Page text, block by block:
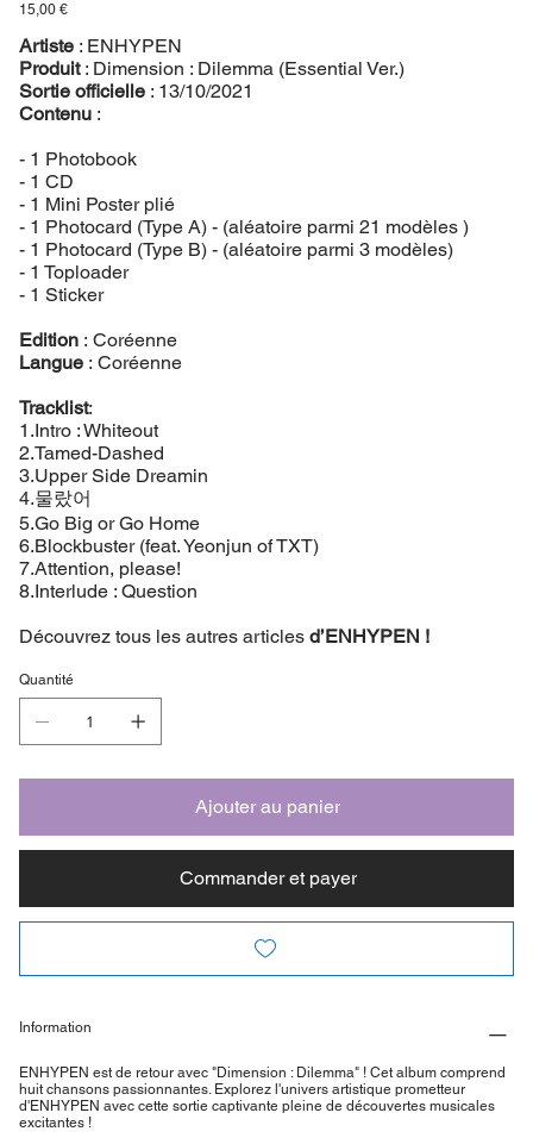
Prix
15,00 €
Artiste : ENHYPEN
Produit : Dimension : Dilemma (Essential Ver.)
Sortie officielle: 13/10/2021
Contenu :
- 1 Photobook
- 1 CD
- 1 Mini Poster plié
- 1 Photocard (Type A) - (aléatoire parmi 21 modèles )
- 1 Photocard (Type B) - (aléatoire parmi 3 modèles)
- 1 Toploader
- 1 Sticker
Edition : Coréenne
Langue : Coréenne
Tracklist:
1.Intro : Whiteout
2.Tamed-Dashed
3.Upper Side Dreamin
4.물랐어
5.Go Big or Go Home
6.Blockbuster (feat. Yeonjun of TXT)
7.Attention, please!
8.Interlude : Question
Découvrez tous les autres articlesd’ENHYPEN !
Quantité
Ajouter au panier
Commander et payer
Information
ENHYPEN est de retour avec "Dimension : Dilemma" ! Cet album comprend
huit chansons passionnantes. Explorez l'univers artistique prometteur
d'ENHYPEN avec cette sortie captivante pleine de découvertes musicales
excitantes !